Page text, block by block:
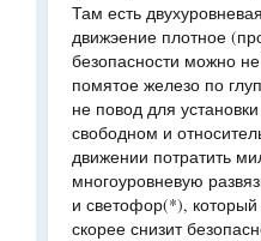
Там есть
движэение плотное
безопасности можно
помятое железо по
не повод для
свободном и
движении потратить
многоуровневую
и светофор(*), который
скорее снизит